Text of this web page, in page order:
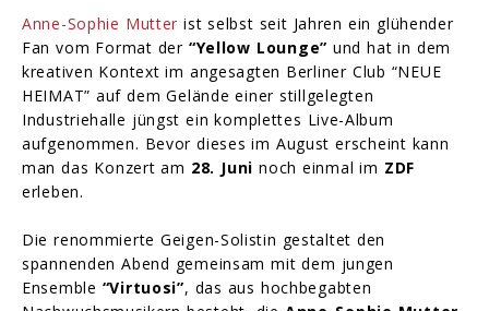
Anne-Sophie Mutter ist selbst seit Jahren ein glühender
Fan vom Format der “Yellow Lounge” und hat in dem
kreativen Kontext im angesagten Berliner Club “NEUE
HEIMAT” auf dem Gelände einer stillgelegten
Industriehalle jüngst ein komplettes Live-Album
aufgenommen. Bevor dieses im August erscheint kann
man das Konzert am 28. Juni noch einmal im ZDF
erleben.
Die renommierte Geigen-Solistin gestaltet den
spannenden Abend gemeinsam mit dem jungen
Ensemble “Virtuosi”, das aus hochbegabten